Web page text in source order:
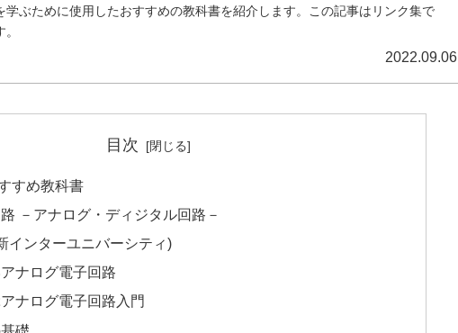
学ぶために使用したおすすめの教科書を紹介します。この記事はリンク集で
。
2022.09.06
目次
すめ教科書
－アナログ・ディジタル回路－
インターユニバーシティ)
ナログ電子回路
ナログ電子回路入門